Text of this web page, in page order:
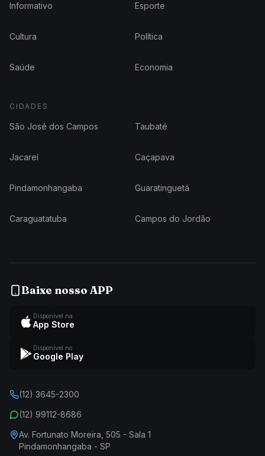
Informativo Esporte
Cultura Política
Saúde Economia
CIDADES
São José dos Campos Taubaté
Jacareí Caçapava
Pindamonhangaba Guaratinguetá
Caraguatatuba Campos do Jordão
Baixe nosso APP
Disponível na
App Store
Disponível no
Google Play
(12) 3645-2300
(12) 99112-8686
Av. Fortunato Moreira, 505 - Sala 1
Pindamonhangaba - SP